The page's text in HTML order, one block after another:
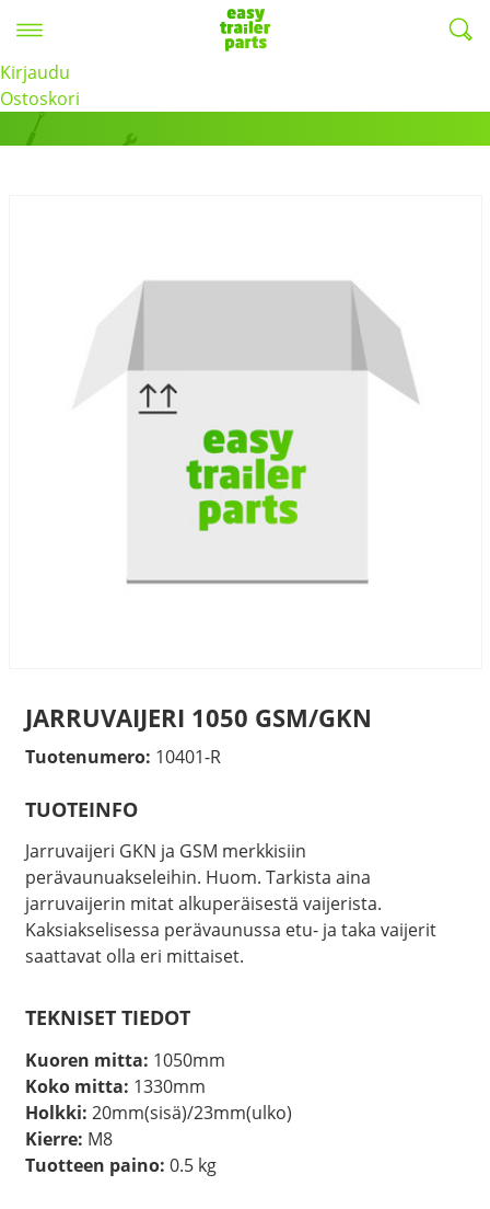
Kirjaudu
Ostoskori
Tuotteet
JARRUVAIJERI 1050 GSM/GKN
Tuotenumero: 10401-R
TUOTEINFO
Jarruvaijeri GKN ja GSM merkkisiin
perävaunuakseleihin. Huom. Tarkista aina
jarruvaijerin mitat alkuperäisestä vaijerista.
Kaksiakselisessa perävaunussa etu- ja taka vaijerit
saattavat olla eri mittaiset.
TEKNISET TIEDOT
Kuoren mitta: 1050mm
Koko mitta: 1330mm
Holkki: 20mm(sisä)/23mm(ulko)
Kierre: M8
Tuotteen paino: 0.5 kg